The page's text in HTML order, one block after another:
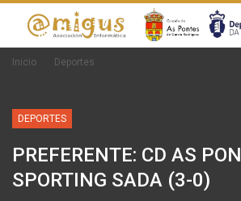
Inicio Deportes
DEPORTES
PREFERENTE: CD AS
SPORTING SADA (3-0)